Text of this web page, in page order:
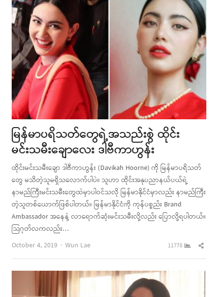
မြန်မာပရိသတ်တွေရဲ့အသည်းစွဲ ထိုင်း
မင်းသမီးချောလေး ဒါဗီကာဟွန်း
ထိုင်းမင်းသမီးချော ဒါဗီကာဟွန်း (Davikah Hoorne) ကို မြန်မာပရိသတ်
တွေ မသိတဲ့သူမရှိသလောက်ပါပဲ။ သူဟာ ထိုင်းအနုပညာနယ်ပယ်ရဲ့
နာမည်ကြီးမင်းသမီးတွေထဲမှာပါဝင်သလို မြန်မာနိုင်ငံမှာလည်း နာမည်ကြီး
တဲ့သူတစ်ယောက်ဖြစ်ပါတယ်။ မြန်မာနိုင်ငံကို ကုန်ပစ္စည်း Brand
Ambassador အနေနဲ့ လာရောက်ဆုံးမင်းသမီးလို့လည်း ပြောလို့ရပါတယ်။
သြဂုတ်လကလည်း…
October 4, 2019
Author
Wun Lae 11778